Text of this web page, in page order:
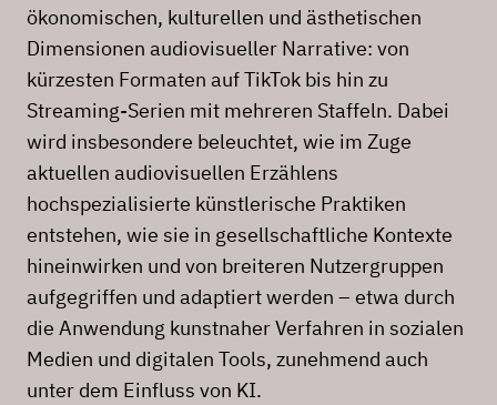
ökonomischen, kulturellen und ästhetischen
Dimensionen audiovisueller Narrative: von
kürzesten Formaten auf TikTok bis hin zu
Streaming-Serien mit mehreren Staffeln. Dabei
wird insbesondere beleuchtet, wie im Zuge
aktuellen audiovisuellen Erzählens
hochspezialisierte künstlerische Praktiken
entstehen, wie sie in gesellschaftliche Kontexte
hineinwirken und von breiteren Nutzergruppen
aufgegriffen und adaptiert werden – etwa durch
die Anwendung kunstnaher Verfahren in sozialen
Medien und digitalen Tools, zunehmend auch
unter dem Einfluss von KI.